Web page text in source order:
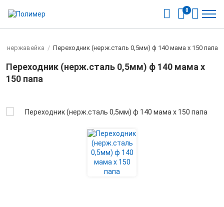
0
нержавейка / Переходник (нерж.сталь 0,5мм) ф 140 мама х 150 папа
Переходник (нерж.сталь 0,5мм) ф 140 мама х
150 папа